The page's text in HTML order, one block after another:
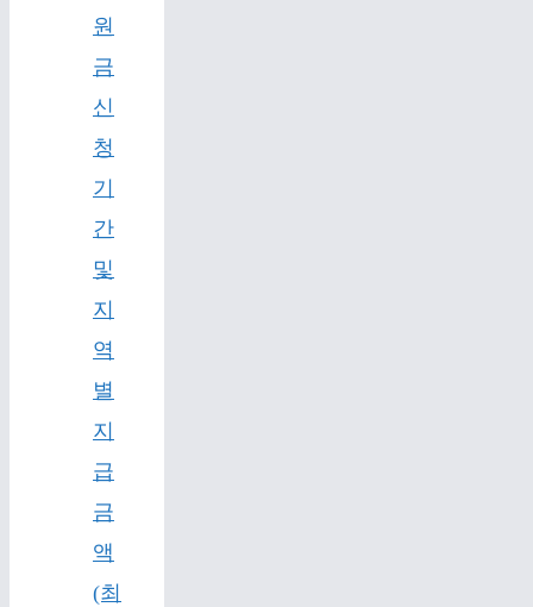
원
금
신
청
기
간
및
지
역
별
지
급
금
액
(최